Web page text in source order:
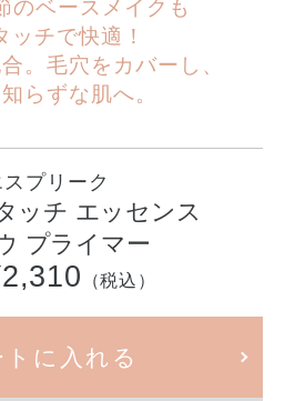
のベースメイクも
チで快適！
。 毛穴をカバーし、
らずな肌へ。
スプリーク
ッチ エッセンス
プライマー
（税込）
トに入れる